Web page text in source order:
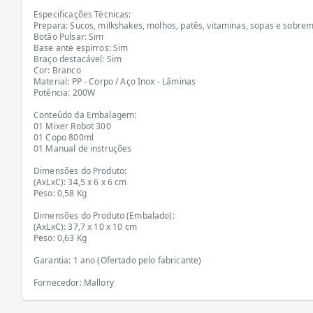
Especificações Técnicas:
Prepara: Sucos, milkshakes, molhos, patês, vitaminas, sopas e
Botão Pulsar: Sim
Base ante espirros: Sim
Braço destacável: Sim
Cor: Branco
Material: PP - Corpo / Aço Inox - Lâminas
Potência: 200W
Conteúdo da Embalagem:
01 Mixer Robot 300
01 Copo 800ml
01 Manual de instruções
Dimensões do Produto:
(AxLxC): 34,5 x 6 x 6 cm
Peso: 0,58 Kg
Dimensões do Produto (Embalado):
(AxLxC): 37,7 x 10 x 10 cm
Peso: 0,63 Kg
Garantia: 1 ano (Ofertado pelo fabricante)
Fornecedor: Mallory